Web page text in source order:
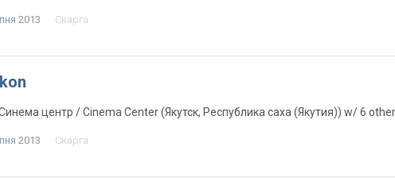
2013 Скарга
центр / Cinema Center (Якутск, Республика саха (Якутия)) w/ 6
2013 Скарга